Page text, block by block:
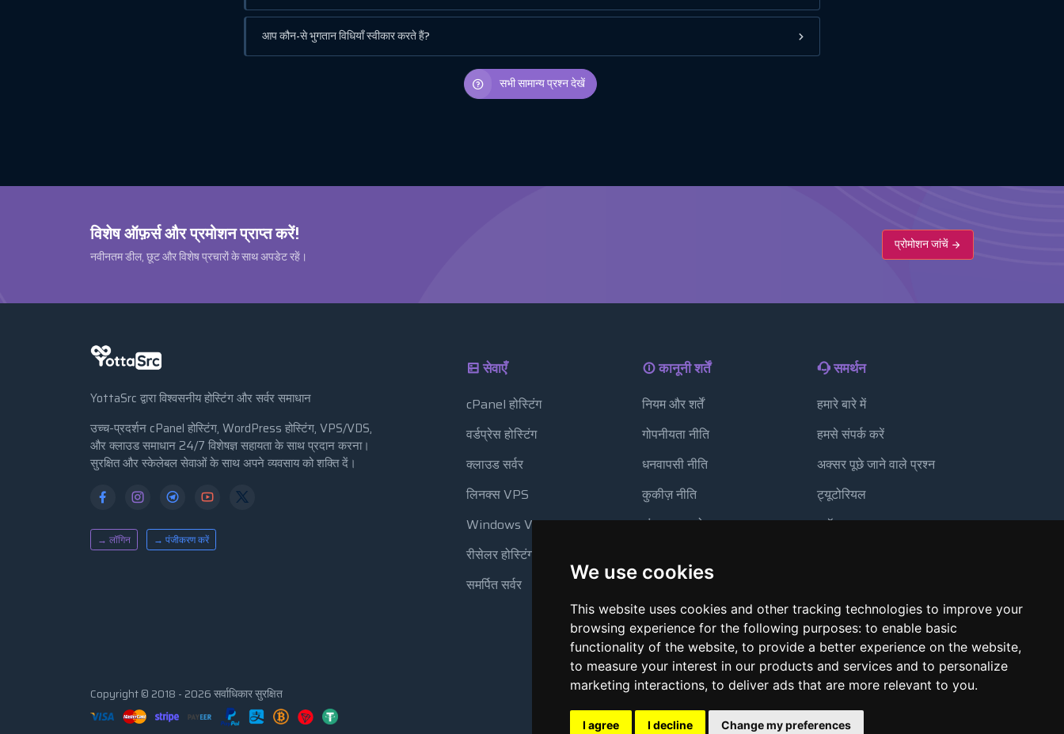
We use cookies
This website uses cookies and other tracking technologies to improve your
browsing experience for the following purposes: to enable basic
functionality of the website, to provide a better experience on the website,
to measure your interest in our products and services and to personalize
marketing interactions, to deliver ads that are more relevant to you.
I agree I decline Change my preferences
आप कौन-से भुगतान विधियाँ स्वीकार करते हैं?
सभी सामान्य प्रश्न देखें
विशेष ऑफ़र्स और प्रमोशन प्राप्त करें!
नवीनतम डील, छूट और विशेष प्रचारों के साथ अपडेट रहें।
प्रोमोशन जांचें
YottaSrc द्वारा विश्वसनीय होस्टिंग और सर्वर समाधान
उच्च-प्रदर्शन cPanel होस्टिंग, WordPress होस्टिंग, VPS/VDS,
और क्लाउड समाधान 24/7 विशेषज्ञ सहायता के साथ प्रदान करना।
सुरक्षित और स्केलेबल सेवाओं के साथ अपने व्यवसाय को शक्ति दें।
→ लॉगिन → पंजीकरण करें
सेवाएँ
cPanel होस्टिंग
वर्डप्रेस होस्टिंग
क्लाउड सर्वर
लिनक्स VPS
Windows VPS
रीसेलर होस्टिंग
समर्पित सर्वर
कानूनी शर्तें
नियम और शर्तें
गोपनीयता नीति
धनवापसी नीति
कुकीज़ नीति
संसाधन उपयोग
समर्थन
हमारे बारे में
हमसे संपर्क करें
अक्सर पूछे जाने वाले प्रश्न
ट्यूटोरियल
ब्लॉग
दुरुपयोग की रिपोर्ट करें
Copyright © 2018 - 2026 सर्वाधिकार सुरक्षित